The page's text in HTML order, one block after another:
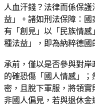
人血汗錢？法律而係保
益」。諸如刑法保障：
有「創見」以「民族情
種法益」，即為納粹德國
承前，僅以是否參與對岸
的確恐傷「國人情感」
密，且脫下軍服，將領
非國人偏見，若與退休